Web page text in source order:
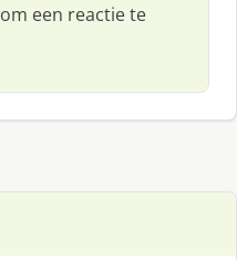
om een reactie te